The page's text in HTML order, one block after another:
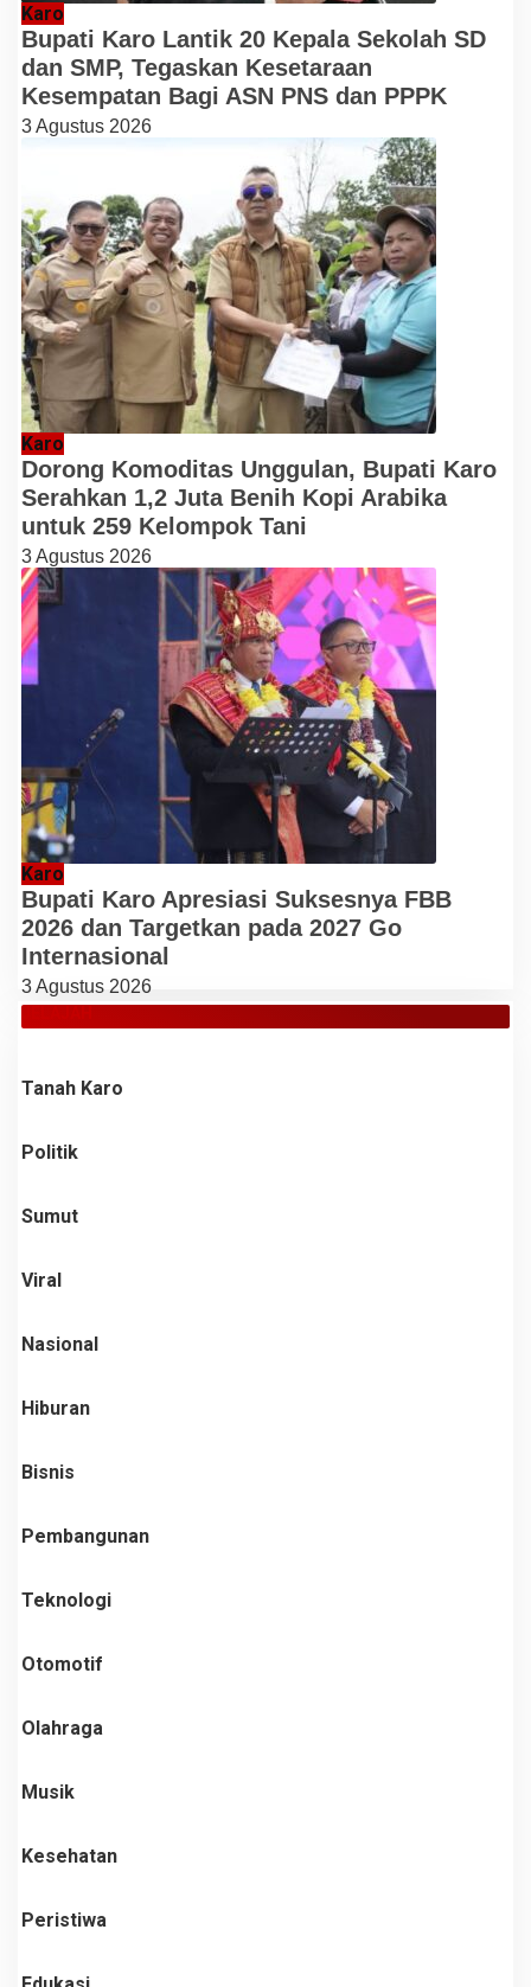
Karo
Bupati Karo Lantik 20 Kepala Sekolah SD
dan SMP, Tegaskan Kesetaraan
Kesempatan Bagi ASN PNS dan PPPK
3 Agustus 2026
Karo
Dorong Komoditas Unggulan, Bupati Karo
Serahkan 1,2 Juta Benih Kopi Arabika
untuk 259 Kelompok Tani
3 Agustus 2026
Karo
Bupati Karo Apresiasi Suksesnya FBB
2026 dan Targetkan pada 2027 Go
Internasional
3 Agustus 2026
JELAJAH
Tanah Karo
Politik
Sumut
Viral
Nasional
Hiburan
Bisnis
Pembangunan
Teknologi
Otomotif
Olahraga
Musik
Kesehatan
Peristiwa